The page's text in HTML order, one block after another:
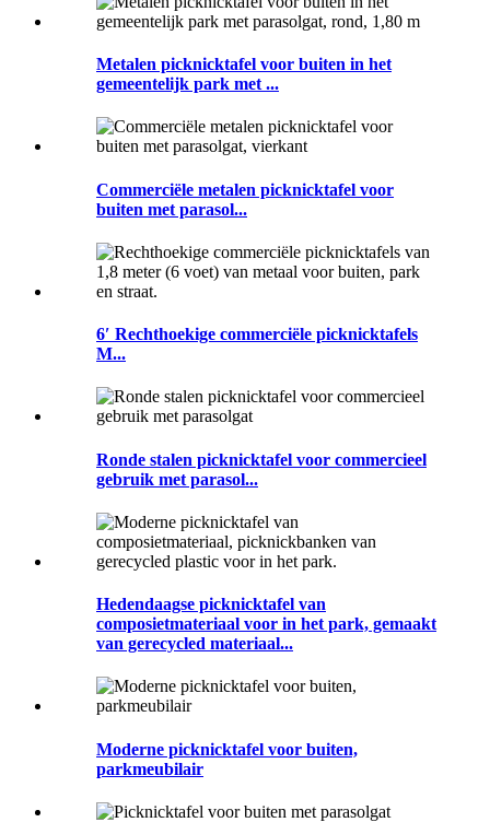
Metalen picknicktafel voor buiten in het
gemeentelijk park met ...
Commerciële metalen picknicktafel voor
buiten met parasol...
6′ Rechthoekige commerciële picknicktafels
M...
Ronde stalen picknicktafel voor commercieel
gebruik met parasol...
Hedendaagse picknicktafel van
composietmateriaal voor in het park, gemaakt
van gerecycled materiaal...
Moderne picknicktafel voor buiten,
parkmeubilair